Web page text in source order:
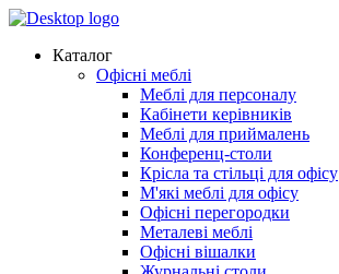
Каталог
Офісні меблі
Меблі для персоналу
Кабінети керівників
Меблі для приймалень
Конференц-столи
Крісла та стільці для офісу
М'які меблі для офісу
Офісні перегородки
Металеві меблі
Офісні вішалки